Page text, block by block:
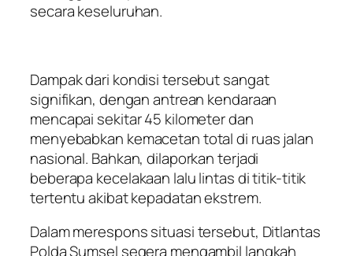
secara keseluruhan.
Dampak dari kondisi tersebut sangat
signifikan, dengan antrean kendaraan
mencapai sekitar 45 kilometer dan
menyebabkan kemacetan total di ruas jalan
nasional. Bahkan, dilaporkan terjadi
beberapa kecelakaan lalu lintas di titik-titik
tertentu akibat kepadatan ekstrem.
Dalam merespons situasi tersebut, Ditlantas
Polda Sumsel segera mengambil langkah